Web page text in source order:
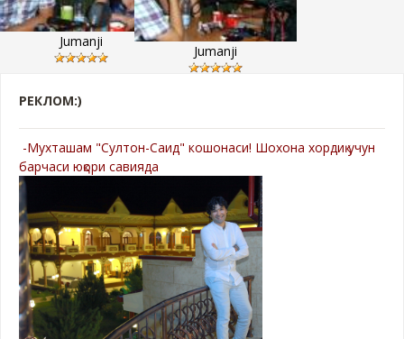
Jumanji
Jumanji
РЕКЛОМ:)
-Мухташам "Султон-Саид" кошонаси! Шохона хордиқ учун
барчаси юқори савияда